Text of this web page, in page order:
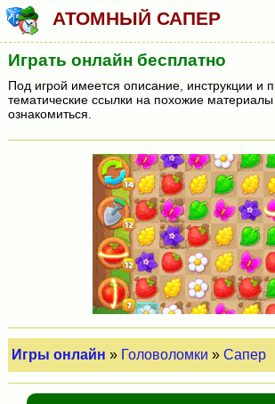
АТОМНЫЙ САПЕР
Играть онлайн бесплатно
Под игрой имеется описание, инструкции и
тематические ссылки на похожие
ознакомиться.
Игры онлайн » Головоломки »Сапер